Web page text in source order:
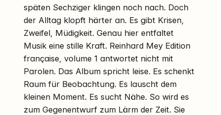
späten Sechziger klingen noch nach. Doch
der Alltag klopft härter an. Es gibt Krisen,
Zweifel, Müdigkeit. Genau hier entfaltet
Musik eine stille Kraft. Reinhard Mey Edition
française, volume 1 antwortet nicht mit
Parolen. Das Album spricht leise. Es schenkt
Raum für Beobachtung. Es lauscht dem
kleinen Moment. Es sucht Nähe. So wird es
zum Gegenentwurf zum Lärm der Zeit. Sie